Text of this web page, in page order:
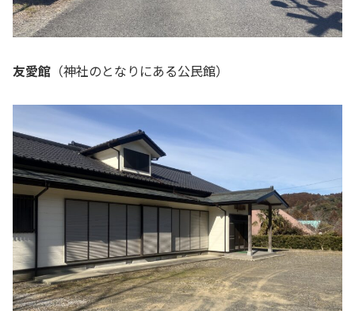
友愛館 （神社のとなりにある公民館）